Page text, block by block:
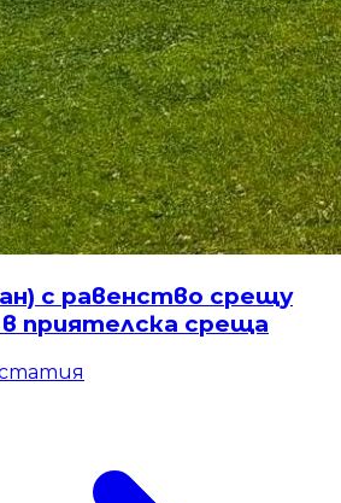
с равенство срещу
в приятелска среща